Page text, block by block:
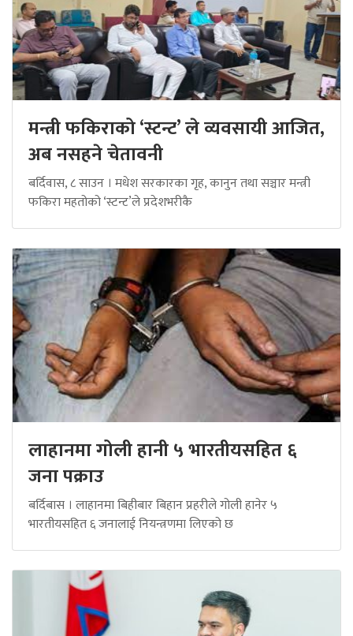
मन्त्री फकिराको ‘स्टन्ट’ ले व्यवसायी आजित,
अब नसहने चेतावनी
बर्दिवास, ८ साउन । मधेश सरकारका गृह, कानुन तथा सञ्चार मन्त्री
फकिरा महतोको ‘स्टन्ट’ले प्रदेशभरीकै
लाहानमा गोली हानी ५ भारतीयसहित ६
जना पक्राउ
बर्दिबास । लाहानमा बिहीबार बिहान प्रहरीले गोली हानेर ५
भारतीयसहित ६ जनालाई नियन्त्रणमा लिएको छ